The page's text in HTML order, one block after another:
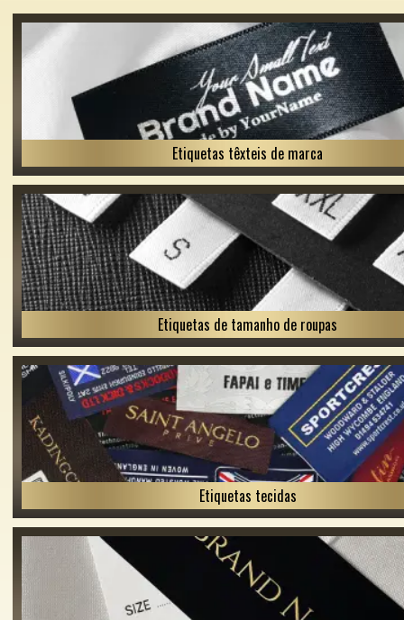
Etiquetas têxteis de marca
Etiquetas de tamanho de roupas
Etiquetas tecidas